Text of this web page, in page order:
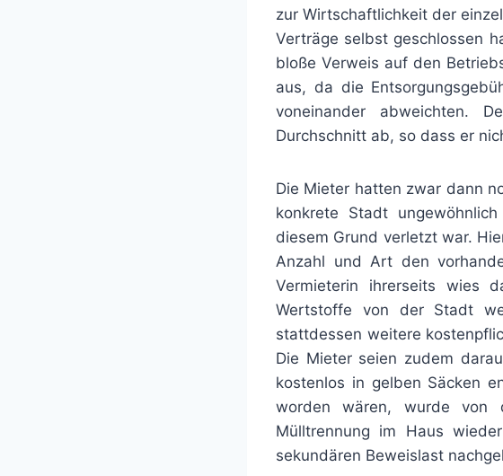
zur Wirtschaftlichkeit der
Verträge selbst geschlossen
bloße Verweis auf den
aus, da die
voneinander abweichten.
Durchschnitt ab, so dass er
Die Mieter hatten zwar dann
konkrete Stadt
diesem Grund verletzt war.
Anzahl und Art den
Vermieterin ihrerseits wies
Wertstoffe von der Stadt
stattdessen weitere
Die Mieter seien zudem
kostenlos in gelben Säcken
worden wären, wurde von
Mülltrennung im Haus
sekundären Beweislast